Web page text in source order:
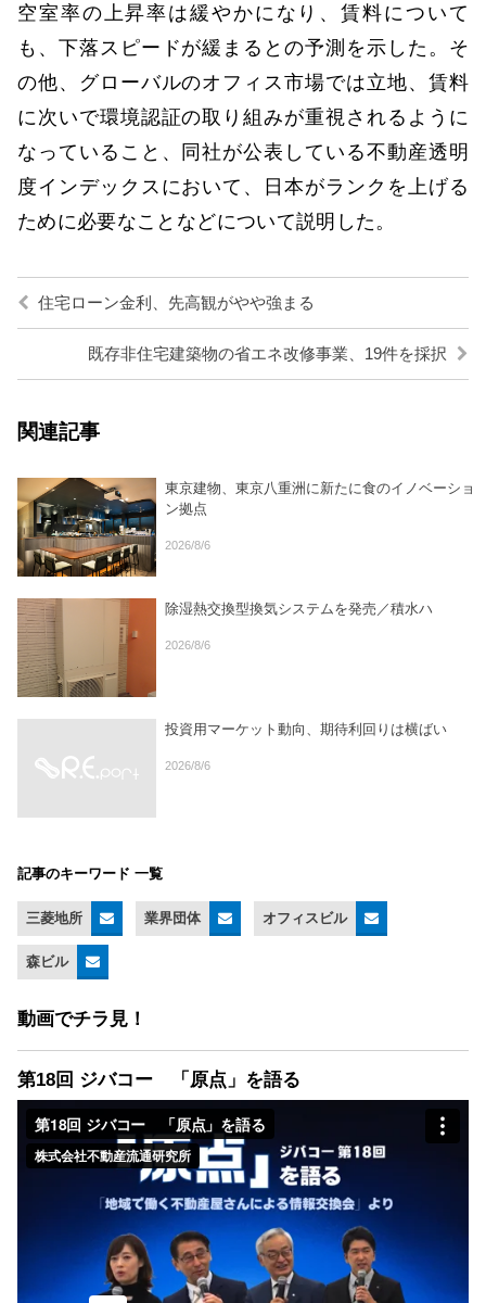
空室率の上昇率は緩やかになり、賃料について
も、下落スピードが緩まるとの予測を示した。そ
の他、グローバルのオフィス市場では立地、賃料
に次いで環境認証の取り組みが重視されるように
なっていること、同社が公表している不動産透明
度インデックスにおいて、日本がランクを上げる
ために必要なことなどについて説明した。
住宅ローン金利、先高観がやや強まる
既存非住宅建築物の省エネ改修事業、19件を採択
関連記事
東京建物、東京八重洲に新たに食のイノベーショ
ン拠点
2026/8/6
除湿熱交換型換気システムを発売／積水ハ
2026/8/6
投資用マーケット動向、期待利回りは横ばい
2026/8/6
記事のキーワード 一覧
三菱地所 業界団体 オフィスビル
森ビル
動画でチラ見！
第18回 ジバコー 「原点」を語る